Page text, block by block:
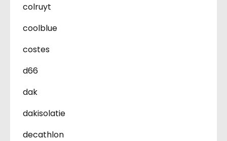
colruyt
coolblue
costes
d66
dak
dakisolatie
decathlon